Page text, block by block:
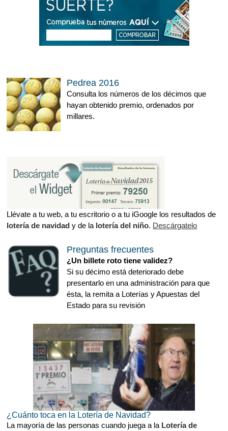
Pedrea 2016
Consulta los números de los décimos que
hayan obtenido premio, ordenados por
millares.
Llévate a tu web, a tu escritorio o a tu iGoogle los resultados de
lotería de navidad y de la lotería del niño. Descárgatelo
Preguntas frecuentes
¿Un billete roto tiene validez?
Si su décimo está deteriorado debe
presentarlo en una administración para que
ésta, la remita a Loterías y Apuestas del
Estado para su revisión
¿Cuánto toca en la Lotería de Navidad?
La mayoría de las personas cuando juega a la Lotería de